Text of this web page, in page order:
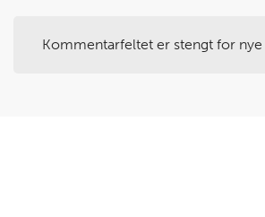
Kommentarfeltet er stengt for